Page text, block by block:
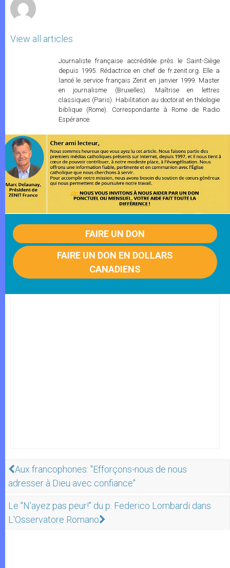
View all articles
Journaliste française accréditée près le Saint-Siège
depuis 1995. Rédactrice en chef de fr.zenit.org. Elle a
lancé le service français Zenit en janvier 1999. Master
en journalisme (Bruxelles). Maîtrise en lettres
classiques (Paris). Habilitation au doctorat en théologie
biblique (Rome). Correspondante à Rome de Radio
Espérance.
FAIRE UN DON
FAIRE UN DON EN DOLLARS
CANADIENS
Aux francophones: "Efforçons-nous de nous
adresser à Dieu avec confiance"
Le "N'ayez pas peur!" du p. Federico Lombardi dans
L'Osservatore Romano